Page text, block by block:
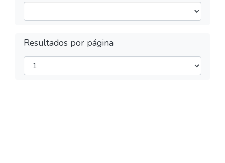
Resultados por página